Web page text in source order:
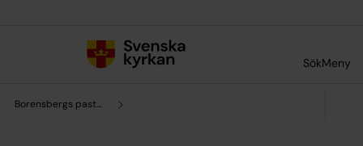
SökMeny
Borensbergs pastorat